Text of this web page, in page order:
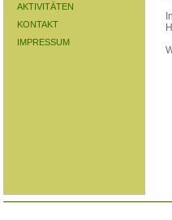
AKTIVITÄTEN
KONTAKT
IMPRESSUM